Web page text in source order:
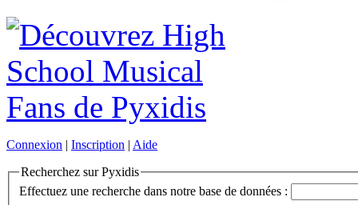
Connexion | Inscription | Aide
Recherchez sur Pyxidis
Effectuez une recherche dans notre base de données :